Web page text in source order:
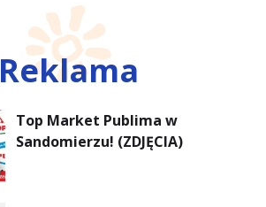
Reklama
Top Market Publima w
Sandomierzu! (ZDJĘCIA)